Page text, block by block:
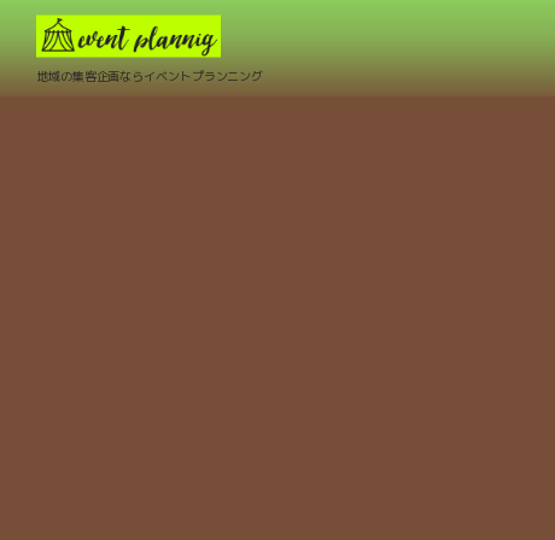
地域の集客企画ならイベントプランニング